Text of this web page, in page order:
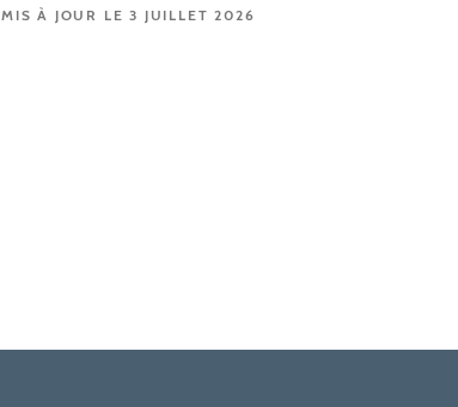
MIS À JOUR LE 3 JUILLET 2026